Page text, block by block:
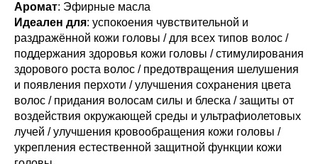
Аромат: Эфирные масла
Идеален для: успокоения чувствительной и
раздражённой кожи головы / для всех типов волос /
поддержания здоровья кожи головы / стимулирования
здорового роста волос / предотвращения шелушения
и появления перхоти / улучшения сохранения цвета
волос / придания волосам силы и блеска / защиты от
воздействия окружающей среды и ультрафиолетовых
лучей / улучшения кровообращения кожи головы /
укрепления естественной защитной функции кожи